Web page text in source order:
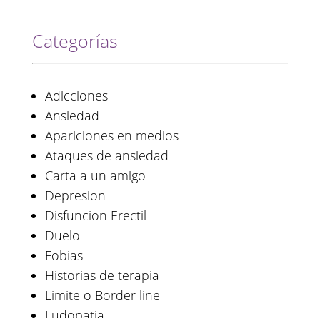
Categorías
Adicciones
Ansiedad
Apariciones en medios
Ataques de ansiedad
Carta a un amigo
Depresion
Disfuncion Erectil
Duelo
Fobias
Historias de terapia
Limite o Border line